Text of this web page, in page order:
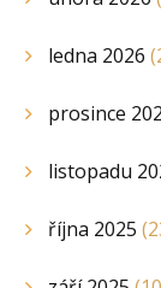
ledna 2026
prosince
listopadu
října 2025